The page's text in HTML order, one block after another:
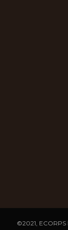
©2021, ECORPS